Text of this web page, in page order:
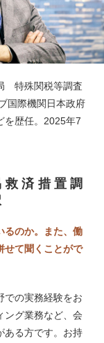
特殊関税等調査
国際機関日本政府
を歴任。2025年7
済措置調
るのか。また、働
せて聞くことがで
での実務経験をお
ング業務など、会
ある方です。お持